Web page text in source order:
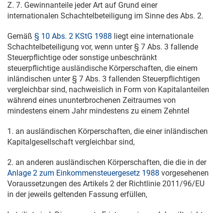
Z. 7. Gewinnanteile jeder Art auf Grund einer
internationalen Schachtelbeteiligung im Sinne des Abs. 2.
Gemäß § 10 Abs. 2 KStG 1988 liegt eine internationale
Schachtelbeteiligung vor, wenn unter § 7 Abs. 3 fallende
Steuerpflichtige oder sonstige unbeschränkt
steuerpflichtige ausländische Körperschaften, die einem
inländischen unter § 7 Abs. 3 fallenden Steuerpflichtigen
vergleichbar sind, nachweislich in Form von Kapitalanteilen
während eines ununterbrochenen Zeitraumes von
mindestens einem Jahr mindestens zu einem Zehntel
1. an ausländischen Körperschaften, die einer inländischen
Kapitalgesellschaft vergleichbar sind,
2. an anderen ausländischen Körperschaften, die die in der
Anlage 2 zum Einkommensteuergesetz 1988 vorgesehenen
Voraussetzungen des Artikels 2 der Richtlinie 2011/96/EU
in der jeweils geltenden Fassung erfüllen,